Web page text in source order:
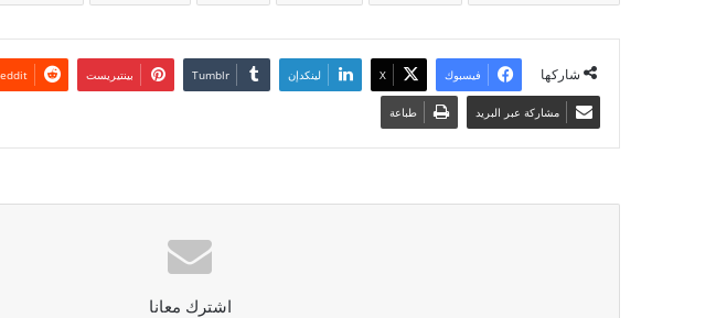
شاركها فيسبوك ‫X لينكدإن بينتيريست
مشاركة عبر البريد طباعة
اشترك معانا